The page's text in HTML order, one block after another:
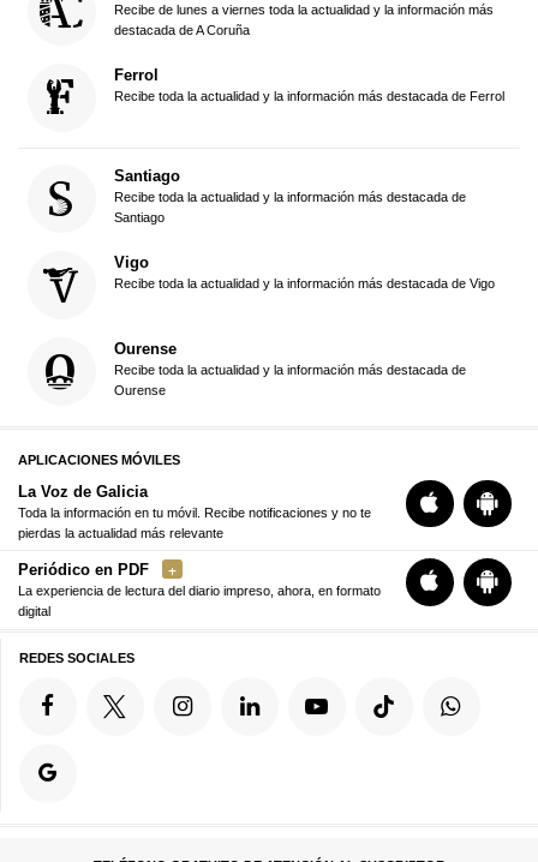
Recibe de lunes a viernes toda la actualidad y la información más
destacada de A Coruña
Ferrol
Recibe toda la actualidad y la información más destacada de Ferrol
Santiago
Recibe toda la actualidad y la información más destacada de
Santiago
Vigo
Recibe toda la actualidad y la información más destacada de Vigo
Ourense
Recibe toda la actualidad y la información más destacada de
Ourense
APLICACIONES MÓVILES
La Voz de Galicia
Toda la información en tu móvil. Recibe notificaciones y no te
pierdas la actualidad más relevante
Periódico en PDF
La experiencia de lectura del diario impreso, ahora, en formato
digital
REDES SOCIALES